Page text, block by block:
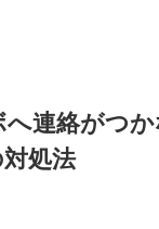
へ連絡がつ
処法